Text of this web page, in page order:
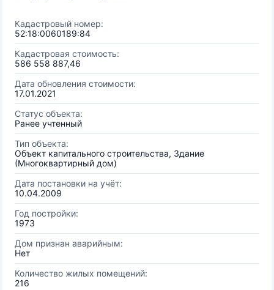
Кадастровый номер:
52:18:0060189:84
Кадастровая стоимость:
586 558 887,46
Дата обновления стоимости:
17.01.2021
Статус объекта:
Ранее учтенный
Тип объекта:
Объект капитального строительства, Здание
(Многоквартирный дом)
Дата постановки на учёт:
10.04.2009
Год постройки:
1973
Дом признан аварийным:
Нет
Количество жилых помещений:
216